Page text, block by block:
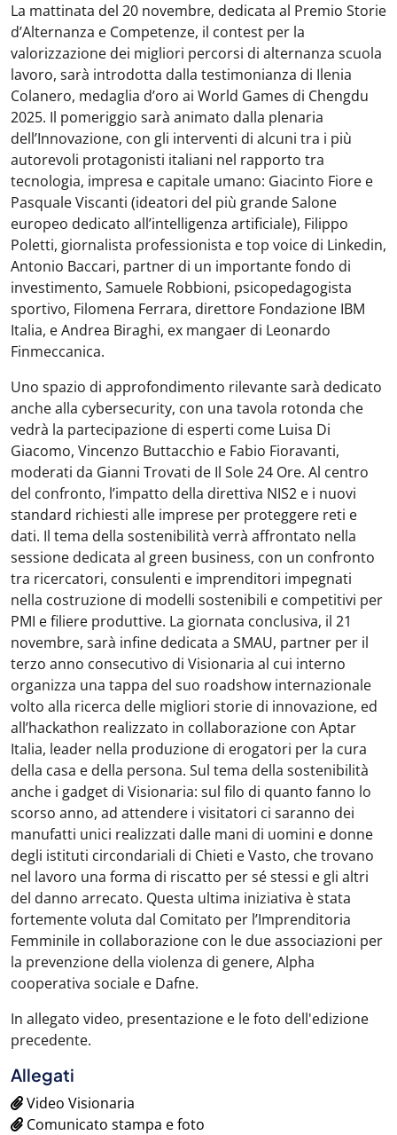
La mattinata del 20 novembre, dedicata al Premio Storie
d’Alternanza e Competenze, il contest per la
valorizzazione dei migliori percorsi di alternanza scuola
lavoro, sarà introdotta dalla testimonianza di Ilenia
Colanero, medaglia d’oro ai World Games di Chengdu
2025. Il pomeriggio sarà animato dalla plenaria
dell’Innovazione, con gli interventi di alcuni tra i più
autorevoli protagonisti italiani nel rapporto tra
tecnologia, impresa e capitale umano: Giacinto Fiore e
Pasquale Viscanti (ideatori del più grande Salone
europeo dedicato all’intelligenza artificiale), Filippo
Poletti, giornalista professionista e top voice di Linkedin,
Antonio Baccari, partner di un importante fondo di
investimento, Samuele Robbioni, psicopedagogista
sportivo, Filomena Ferrara, direttore Fondazione IBM
Italia, e Andrea Biraghi, ex mangaer di Leonardo
Finmeccanica.
Uno spazio di approfondimento rilevante sarà dedicato
anche alla cybersecurity, con una tavola rotonda che
vedrà la partecipazione di esperti come Luisa Di
Giacomo, Vincenzo Buttacchio e Fabio Fioravanti,
moderati da Gianni Trovati de Il Sole 24 Ore. Al centro
del confronto, l’impatto della direttiva NIS2 e i nuovi
standard richiesti alle imprese per proteggere reti e
dati. Il tema della sostenibilità verrà affrontato nella
sessione dedicata al green business, con un confronto
tra ricercatori, consulenti e imprenditori impegnati
nella costruzione di modelli sostenibili e competitivi per
PMI e filiere produttive. La giornata conclusiva, il 21
novembre, sarà infine dedicata a SMAU, partner per il
terzo anno consecutivo di Visionaria al cui interno
organizza una tappa del suo roadshow internazionale
volto alla ricerca delle migliori storie di innovazione, ed
all’hackathon realizzato in collaborazione con Aptar
Italia, leader nella produzione di erogatori per la cura
della casa e della persona. Sul tema della sostenibilità
anche i gadget di Visionaria: sul filo di quanto fanno lo
scorso anno, ad attendere i visitatori ci saranno dei
manufatti unici realizzati dalle mani di uomini e donne
degli istituti circondariali di Chieti e Vasto, che trovano
nel lavoro una forma di riscatto per sé stessi e gli altri
del danno arrecato. Questa ultima iniziativa è stata
fortemente voluta dal Comitato per l’Imprenditoria
Femminile in collaborazione con le due associazioni per
la prevenzione della violenza di genere, Alpha
cooperativa sociale e Dafne.
In allegato video, presentazione e le foto dell'edizione
precedente.
Allegati
Video Visionaria
Comunicato stampa e foto